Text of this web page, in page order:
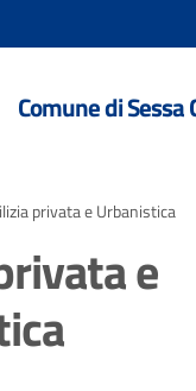
Comune di Sessa
privata e Urbanistica
e